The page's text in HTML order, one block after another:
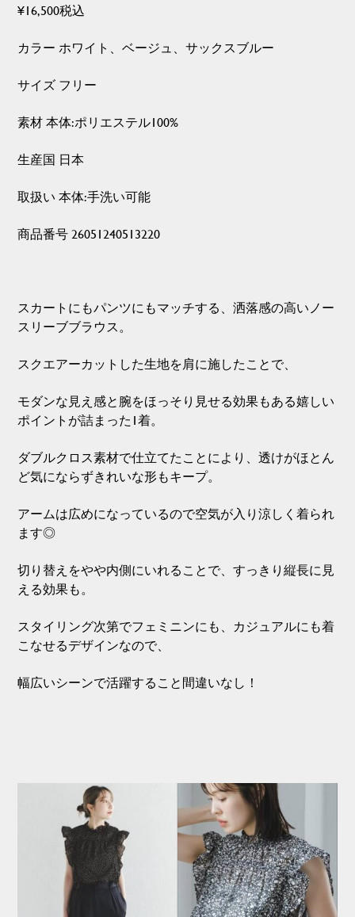
¥16,500税込
カラー ホワイト、ベージュ、サックスブルー
サイズ フリー
素材 本体:ポリエステル100%
生産国 日本
取扱い 本体:手洗い可能
商品番号 26051240513220
スカートにもパンツにもマッチする、洒落感の高いノー
スリーブブラウス。
スクエアーカットした生地を肩に施したことで、
モダンな見え感と腕をほっそり見せる効果もある嬉しい
ポイントが詰まった1着。
ダブルクロス素材で仕立てたことにより、透けがほとん
ど気にならずきれいな形もキープ。
アームは広めになっているので空気が入り涼しく着られ
ます◎
切り替えをやや内側にいれることで、すっきり縦長に見
える効果も。
スタイリング次第でフェミニンにも、カジュアルにも着
こなせるデザインなので、
幅広いシーンで活躍すること間違いなし！